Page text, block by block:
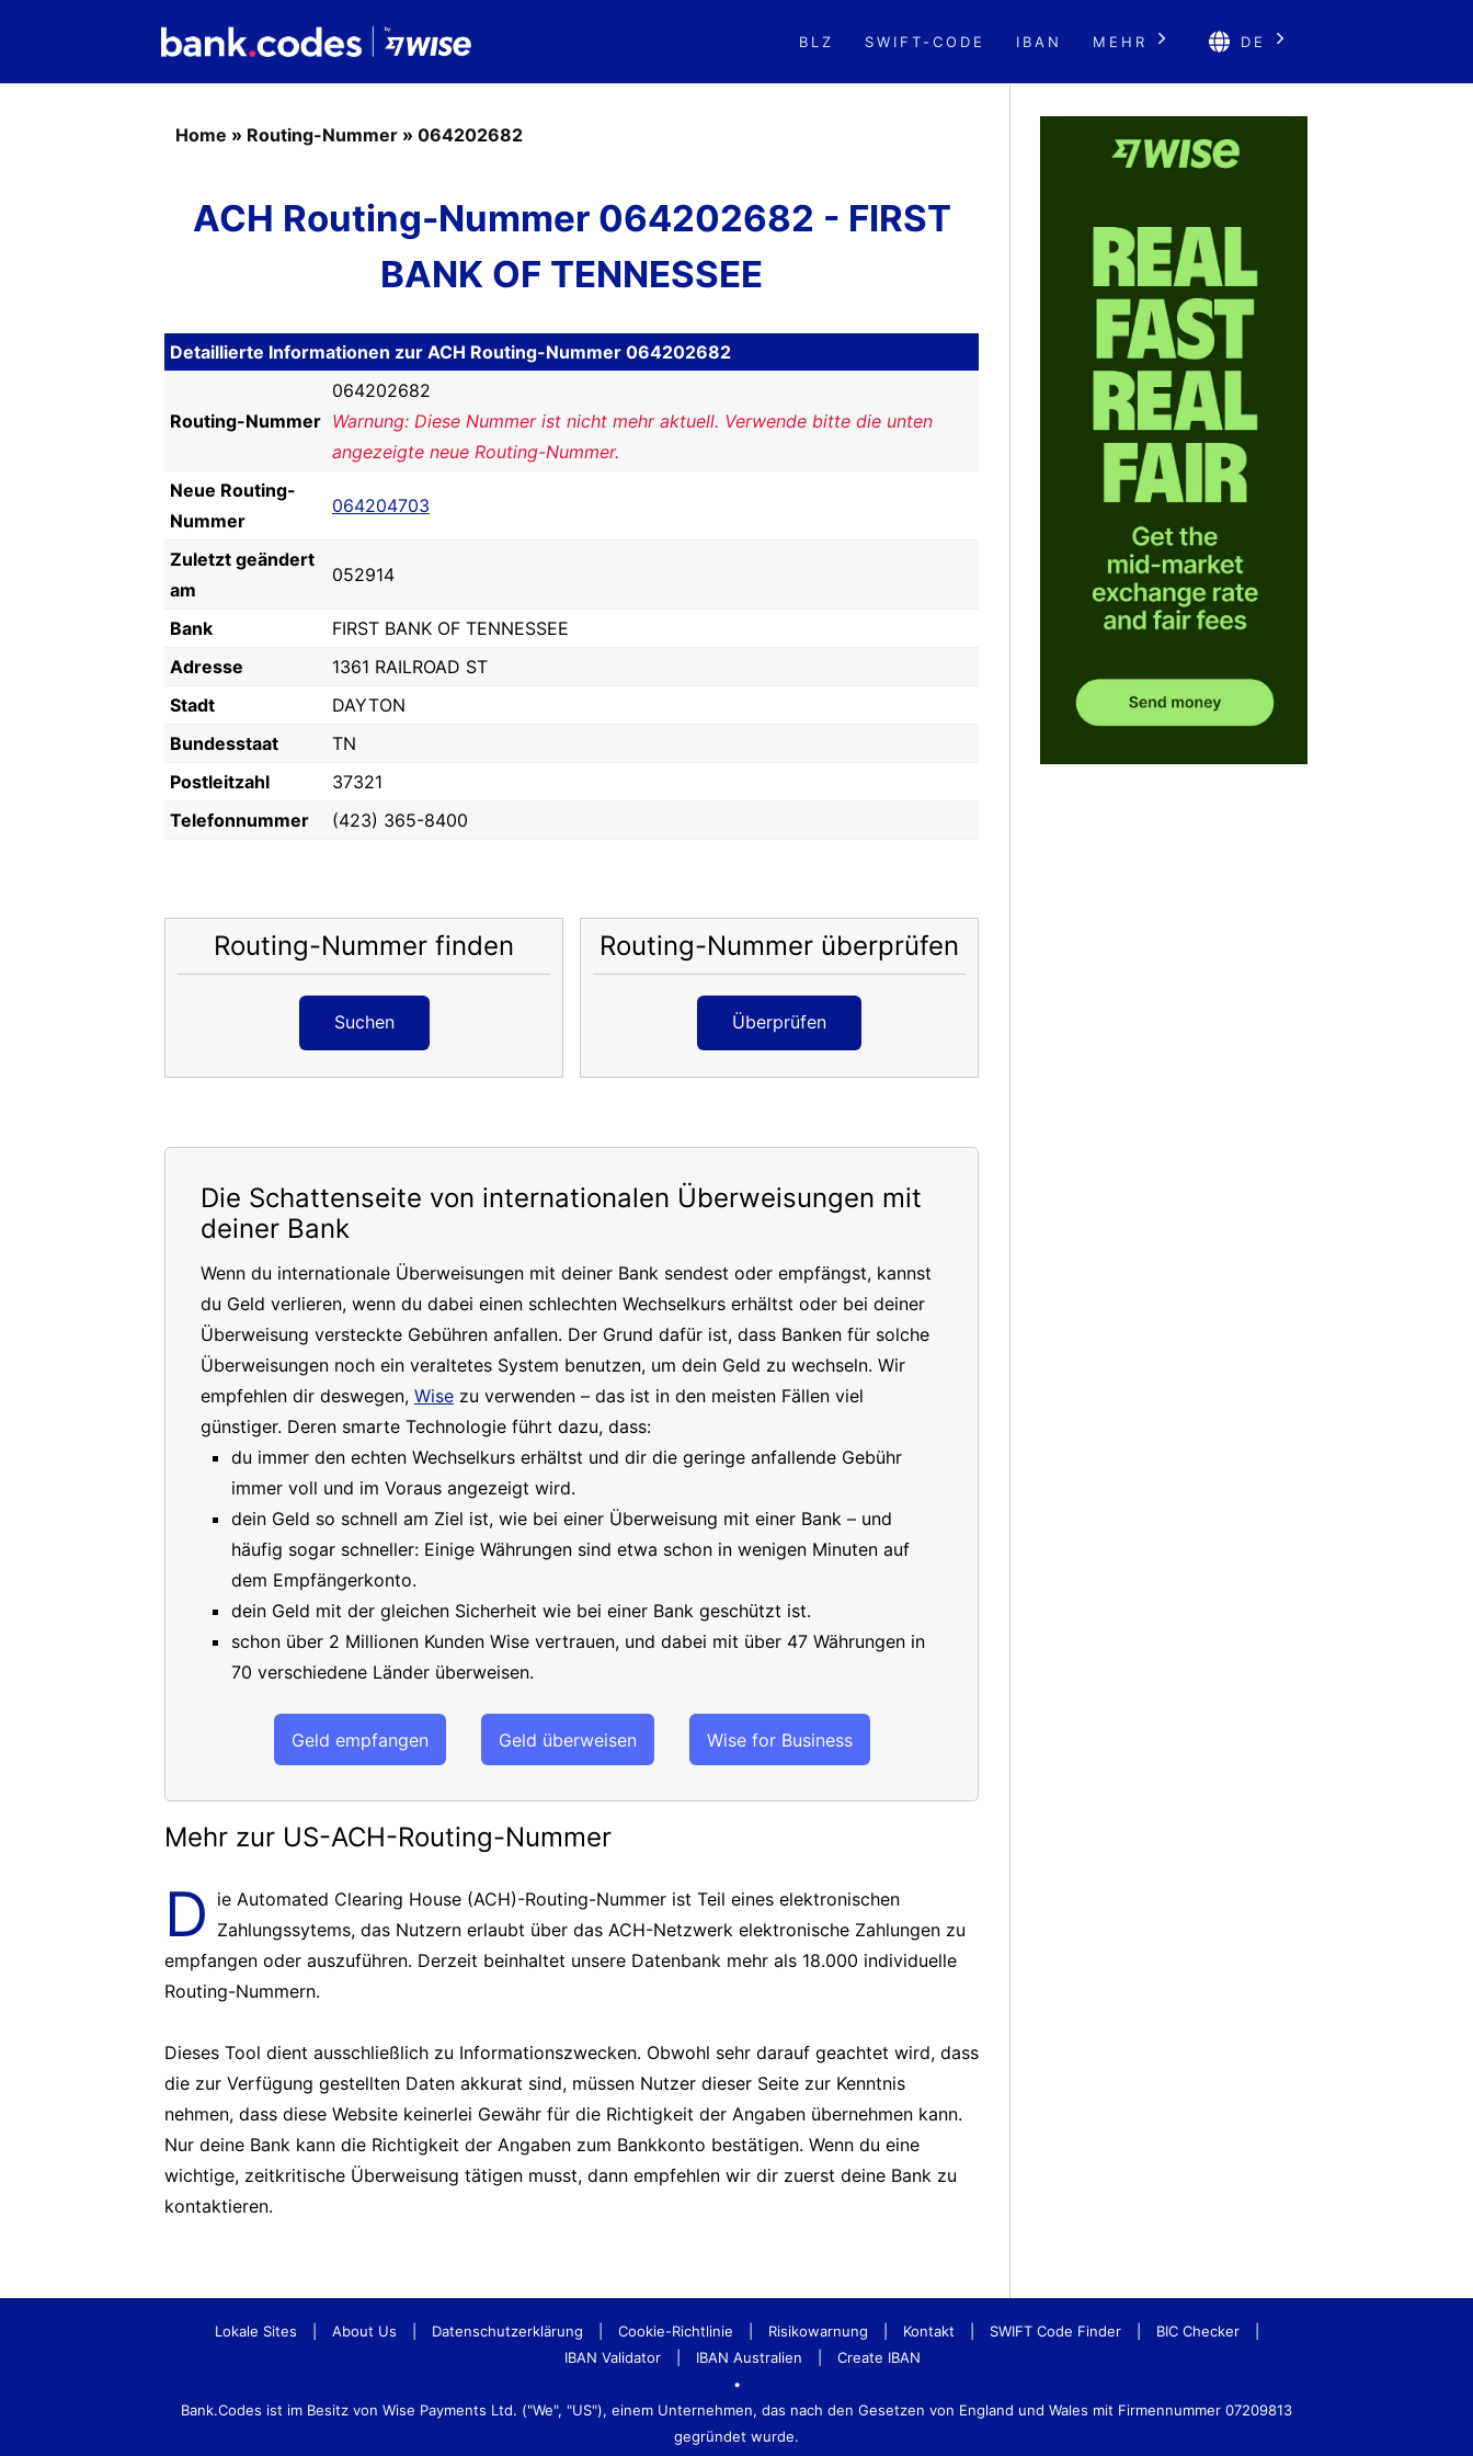
BLZ SWIFT-CODE IBAN MEHR DE
Home » Routing-Nummer » 064202682
ACH Routing-Nummer 064202682 - FIRST
BANK OF TENNESSEE
Detaillierte Informationen zur ACH Routing-Nummer 064202682
Routing-Nummer
064202682
Warnung: Diese Nummer ist nicht mehr aktuell. Verwende bitte die unten
angezeigte neue Routing-Nummer.
Neue Routing-
Nummer
064204703
Zuletzt geändert
am
052914
Bank
FIRST BANK OF TENNESSEE
Adresse
1361 RAILROAD ST
Stadt
DAYTON
Bundesstaat
TN
Postleitzahl
37321
Telefonnummer
(423) 365-8400
Routing-Nummer finden
Suchen
Routing-Nummer überprüfen
Überprüfen
Die Schattenseite von internationalen Überweisungen mit
deiner Bank
Wenn du internationale Überweisungen mit deiner Bank sendest oder empfängst, kannst
du Geld verlieren, wenn du dabei einen schlechten Wechselkurs erhältst oder bei deiner
Überweisung versteckte Gebühren anfallen. Der Grund dafür ist, dass Banken für solche
Überweisungen noch ein veraltetes System benutzen, um dein Geld zu wechseln. Wir
empfehlen dir deswegen, Wise zu verwenden – das ist in den meisten Fällen viel
günstiger. Deren smarte Technologie führt dazu, dass:
du immer den echten Wechselkurs erhältst und dir die geringe anfallende Gebühr
immer voll und im Voraus angezeigt wird.
dein Geld so schnell am Ziel ist, wie bei einer Überweisung mit einer Bank – und
häufig sogar schneller: Einige Währungen sind etwa schon in wenigen Minuten auf
dem Empfängerkonto.
dein Geld mit der gleichen Sicherheit wie bei einer Bank geschützt ist.
schon über 2 Millionen Kunden Wise vertrauen, und dabei mit über 47 Währungen in
70 verschiedene Länder überweisen.
Geld empfangen Geld überweisen Wise for Business
Mehr zur US-ACH-Routing-Nummer
D ie Automated Clearing House (ACH)-Routing-Nummer ist Teil eines elektronischen
Zahlungssytems, das Nutzern erlaubt über das ACH-Netzwerk elektronische Zahlungen zu
empfangen oder auszuführen. Derzeit beinhaltet unsere Datenbank mehr als 18.000 individuelle
Routing-Nummern.
Dieses Tool dient ausschließlich zu Informationszwecken. Obwohl sehr darauf geachtet wird, dass
die zur Verfügung gestellten Daten akkurat sind, müssen Nutzer dieser Seite zur Kenntnis
nehmen, dass diese Website keinerlei Gewähr für die Richtigkeit der Angaben übernehmen kann.
Nur deine Bank kann die Richtigkeit der Angaben zum Bankkonto bestätigen. Wenn du eine
wichtige, zeitkritische Überweisung tätigen musst, dann empfehlen wir dir zuerst deine Bank zu
kontaktieren.
Lokale Sites About Us Datenschutzerklärung Cookie-Richtlinie Risikowarnung Kontakt SWIFT Code Finder BIC Checker
IBAN Validator
IBAN Australien
Create IBAN
•
Bank.Codes ist im Besitz von Wise Payments Ltd. ("We", "US"), einem Unternehmen, das nach den Gesetzen von England und Wales mit Firmennummer 07209813
gegründet wurde.